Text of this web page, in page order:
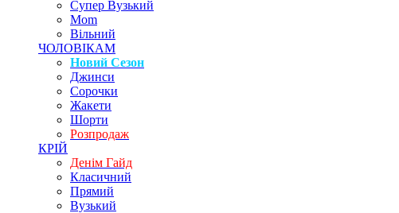
Супер Вузький
Mom
Вільний
ЧОЛОВІКАМ
Новий Сезон
Джинси
Сорочки
Жакети
Шорти
Розпродаж
КРІЙ
Денім Гайд
Класичний
Прямий
Вузький